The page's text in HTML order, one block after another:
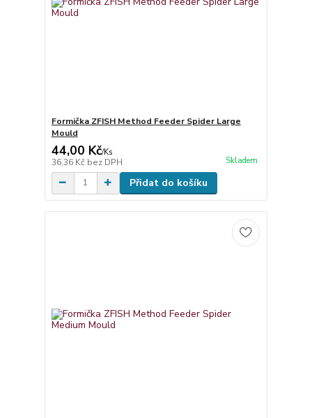
Formička ZFISH Method Feeder Spider Large
Mould
44,00 Kč/Ks
36,36 Kč bez DPH Skladem
Přidat do košíku